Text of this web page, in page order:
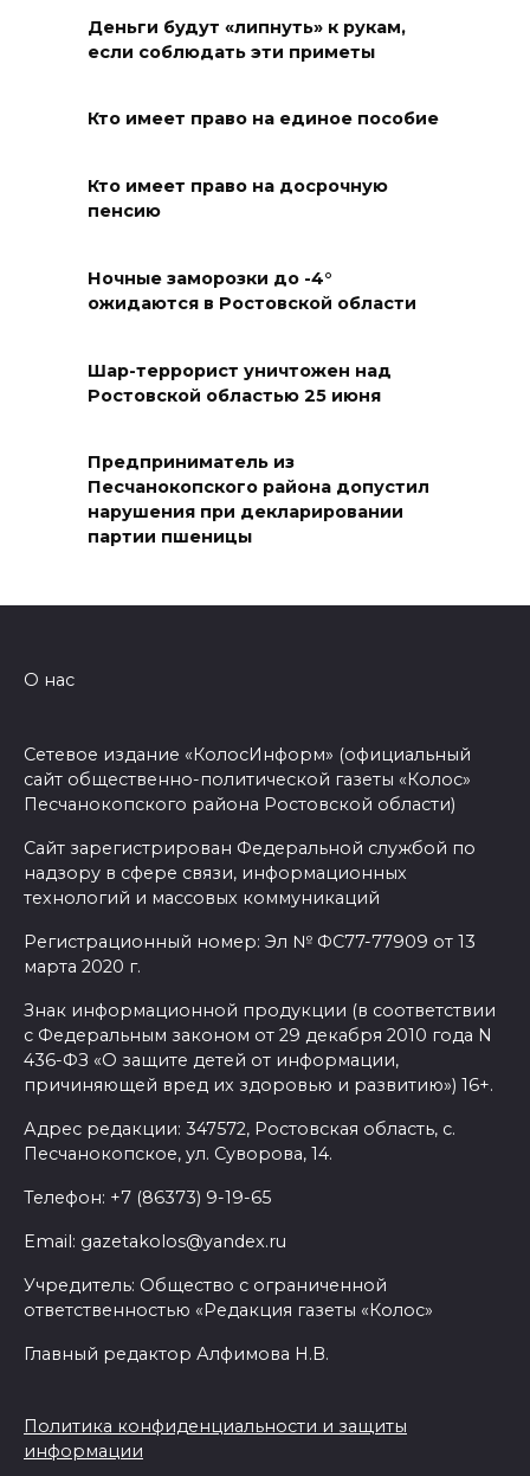
В Таганроге горел склад на
09 августа 2026 13:56
Парк не построю: Николай
Василенко не планирует
09 августа 2026 12:48
Юрий Слюсарь поздравил
строителей с
праздником
09 августа 2026 12:01
Донской колледж закупил
комплексы БПЛА для
обучения пилотированию
09 августа 2026 10:50
Ростовской области сегодня
09 августа 2026 10:31
В 21 донском муниципалитете
ожидается чрезвычайная
жара
09 августа 2026 09:34
Ураган не обещают: сегодня в
Ростове жара
области сбили 30 БПЛА
08 августа 2026 23:10
Деньги будут «липнуть» к рукам,
если соблюдать эти приметы
Кто имеет право на единое пособие
Кто имеет право на досрочную
пенсию
Ночные заморозки до -4°
ожидаются в Ростовской области
Шар-террорист уничтожен над
Ростовской областью 25 июня
Предприниматель из
Песчанокопского района допустил
нарушения при декларировании
партии пшеницы
О нас
Сетевое издание «КолосИнформ» (официальный
сайт общественно-политической газеты «Колос»
Песчанокопского района Ростовской области)
Сайт зарегистрирован Федеральной службой по
надзору в сфере связи, информационных
технологий и массовых коммуникаций
Регистрационный номер: Эл № ФС77-77909 от 13
марта 2020 г.
Знак информационной продукции (в соответствии
с Федеральным законом от 29 декабря 2010 года N
436-ФЗ «О защите детей от информации,
причиняющей вред их здоровью и развитию») 16+.
Адрес редакции: 347572, Ростовская область, с.
Песчанокопское, ул. Суворова, 14.
Телефон: +7 (86373) 9-19-65
Email: gazetakolos@yandex.ru
Учредитель: Общество с ограниченной
ответственностью «Редакция газеты «Колос»
Главный редактор Алфимова Н.В.
Политика конфиденциальности и защиты
информации